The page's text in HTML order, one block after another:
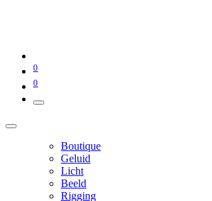
0
0
Boutique
Geluid
Licht
Beeld
Rigging